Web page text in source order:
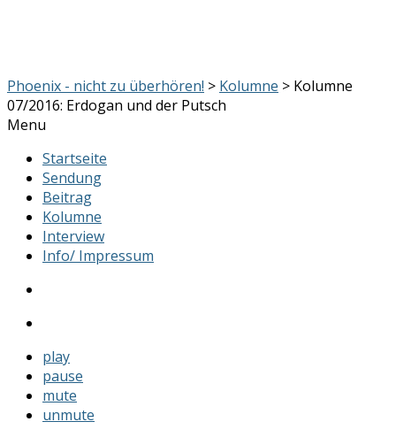
Phoenix - nicht zu überhören! > Kolumne > Kolumne
07/2016: Erdogan und der Putsch
Menu
Startseite
Sendung
Beitrag
Kolumne
Interview
Info/ Impressum
play
pause
mute
unmute